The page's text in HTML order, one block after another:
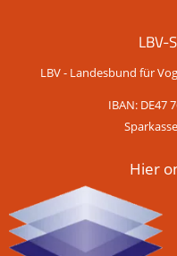
LBV-
LBV - Landesbund für
IBAN: DE47
Hier